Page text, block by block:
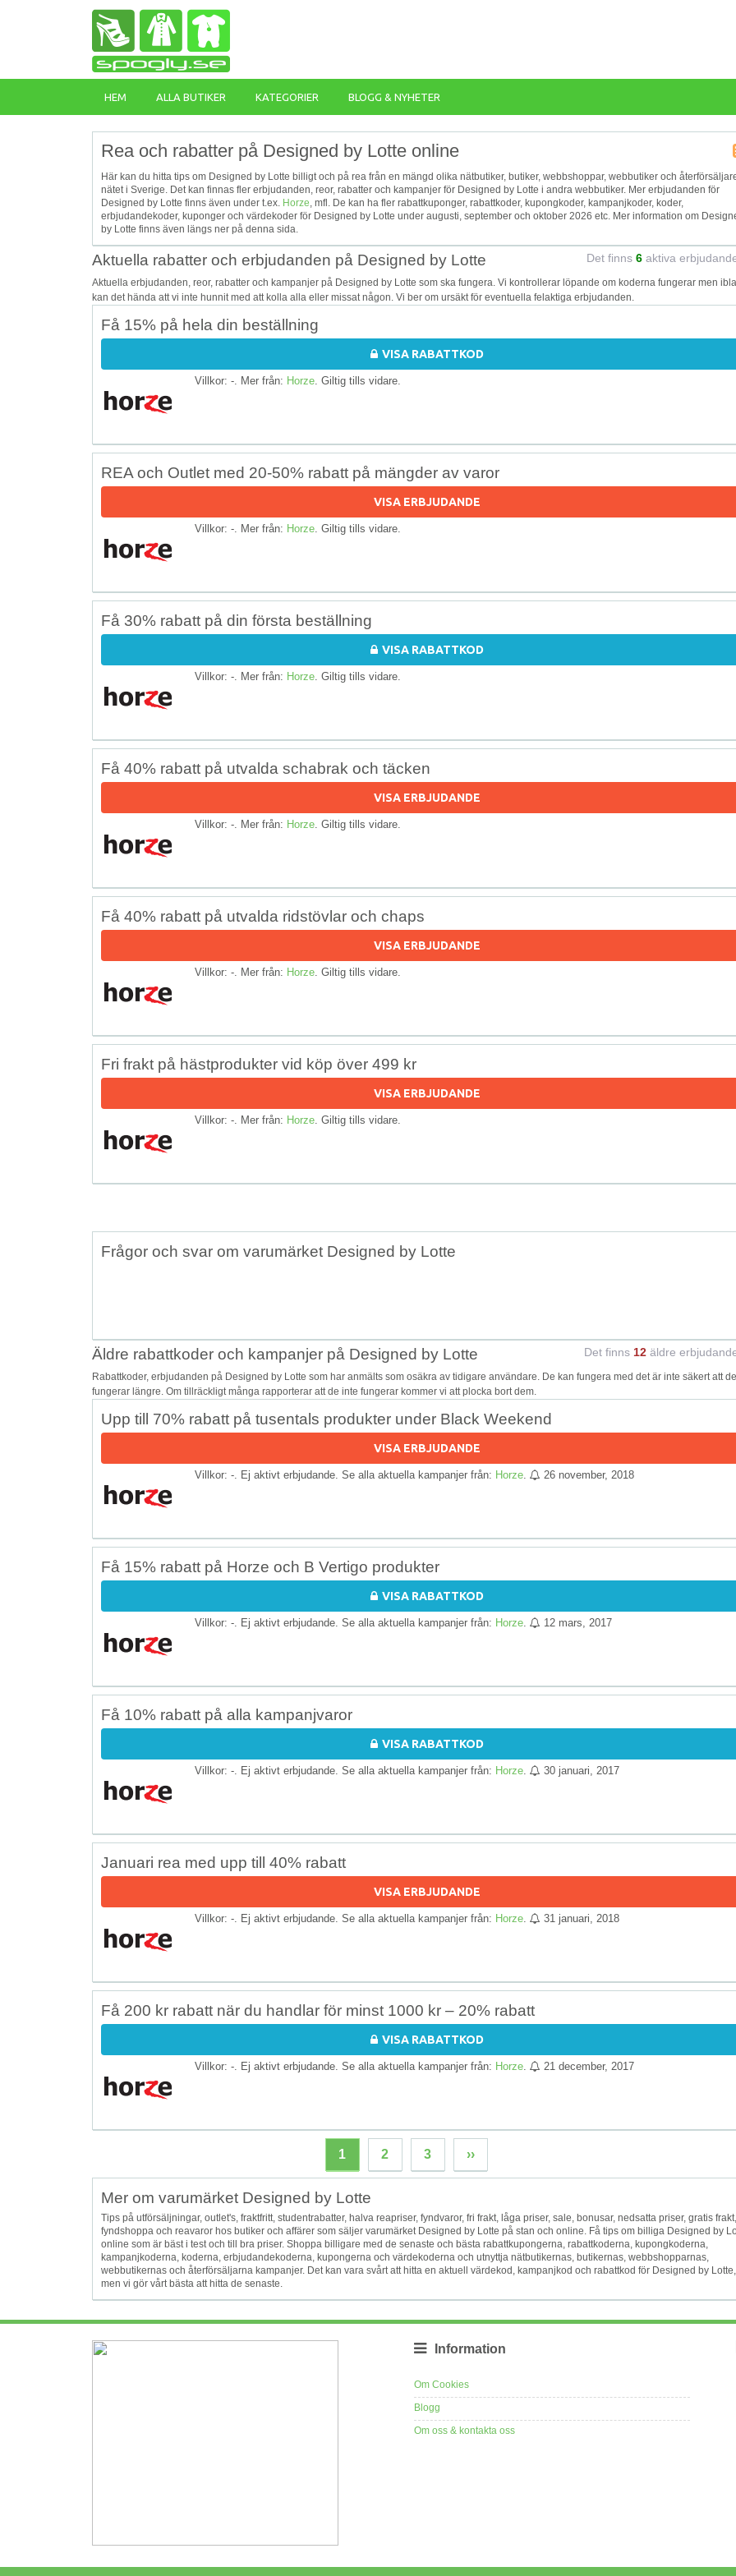
HEM ALLA BUTIKER KATEGORIER BLOGG & NYHETER
Rea och rabatter på Designed by Lotte online
Här kan du hitta tips om Designed by Lotte billigt och på rea från en mängd olika nätbutiker, butiker, webbshoppar, webbutiker och
nätet i Sverige. Det kan finnas fler erbjudanden, reor, rabatter och kampanjer för Designed by Lotte i andra webbutiker. Mer erbjudanden för
Designed by Lotte finns även under t.ex. Horze, mfl. De kan ha fler rabattkuponger, rabattkoder, kupongkoder, kampanjkoder, koder,
erbjudandekoder, kuponger och värdekoder för Designed by Lotte under augusti, september och oktober 2026 etc. Mer information om
by Lotte finns även längs ner på denna sida.
Aktuella rabatter och erbjudanden på Designed by Lotte Det finns 6 aktiva
Aktuella erbjudanden, reor, rabatter och kampanjer på Designed by Lotte som ska fungera. Vi kontrollerar löpande om koderna fungerar men
kan det hända att vi inte hunnit med att kolla alla eller missat någon. Vi ber om ursäkt för eventuella felaktiga erbjudanden.
Få 15% på hela din beställning
VISA RABATTKOD
Villkor: -. Mer från: Horze . Giltig tills vidare.
REA och Outlet med 20-50% rabatt på mängder av varor
VISA ERBJUDANDE
Villkor: -. Mer från: Horze . Giltig tills vidare.
Få 30% rabatt på din första beställning
VISA RABATTKOD
Villkor: -. Mer från: Horze . Giltig tills vidare.
Få 40% rabatt på utvalda schabrak och täcken
VISA ERBJUDANDE
Villkor: -. Mer från: Horze . Giltig tills vidare.
Få 40% rabatt på utvalda ridstövlar och chaps
VISA ERBJUDANDE
Villkor: -. Mer från: Horze . Giltig tills vidare.
Fri frakt på hästprodukter vid köp över 499 kr
VISA ERBJUDANDE
Villkor: -. Mer från: Horze . Giltig tills vidare.
Frågor och svar om varumärket Designed by Lotte
Äldre rabattkoder och kampanjer på Designed by Lotte Det finns 12 äldre
Rabattkoder, erbjudanden på Designed by Lotte som har anmälts som osäkra av tidigare användare. De kan fungera med det är inte säkert att de
fungerar längre. Om tillräckligt många rapporterar att de inte fungerar kommer vi att plocka bort dem.
Upp till 70% rabatt på tusentals produkter under Black Weekend
VISA ERBJUDANDE
Villkor: -. Ej aktivt erbjudande. Se alla aktuella kampanjer från: Horze 26 november, 2018
Få 15% rabatt på Horze och B Vertigo produkter
VISA RABATTKOD
Villkor: -. Ej aktivt erbjudande. Se alla aktuella kampanjer från: Horze 12 mars, 2017
Få 10% rabatt på alla kampanjvaror
VISA RABATTKOD
Villkor: -. Ej aktivt erbjudande. Se alla aktuella kampanjer från: Horze 30 januari, 2017
Januari rea med upp till 40% rabatt
VISA ERBJUDANDE
Villkor: -. Ej aktivt erbjudande. Se alla aktuella kampanjer från: Horze 31 januari, 2018
Få 200 kr rabatt när du handlar för minst 1000 kr – 20% rabatt
VISA RABATTKOD
Villkor: -. Ej aktivt erbjudande. Se alla aktuella kampanjer från: Horze 21 december, 2017
1 2 3 ››
Mer om varumärket Designed by Lotte
Tips på utförsäljningar, outlet's, fraktfritt, studentrabatter, halva reapriser, fyndvaror, fri frakt, låga priser, sale, bonusar, nedsatta priser, gratis frakt,
fyndshoppa och reavaror hos butiker och affärer som säljer varumärket Designed by Lotte på stan och online. Få tips om billiga Designed by
online som är bäst i test och till bra priser. Shoppa billigare med de senaste och bästa rabattkupongerna, rabattkoderna, kupongkoderna,
kampanjkoderna, koderna, erbjudandekoderna, kupongerna och värdekoderna och utnyttja nätbutikernas, butikernas, webbshopparnas,
webbutikernas och återförsäljarna kampanjer. Det kan vara svårt att hitta en aktuell värdekod, kampanjkod och rabattkod för Designed by Lotte,
men vi gör vårt bästa att hitta de senaste.
Information
Om Cookies
Blogg
Om oss & kontakta oss